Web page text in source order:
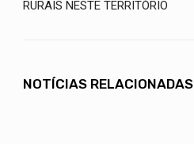
RURAIS NESTE TERRITÓRIO
NOTÍCIAS RELACIONADAS